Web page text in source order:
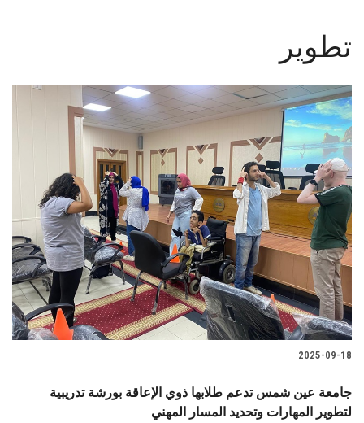
الأنظمة الذكية
تواصل معنا
الطلاب
هيئة التدريس
الدراسات العليا
تطوير
2025-09-18
جامعة عين شمس تدعم طلابها ذوي الإعاقة بورشة تدريبية
لتطوير المهارات وتحديد المسار المهني